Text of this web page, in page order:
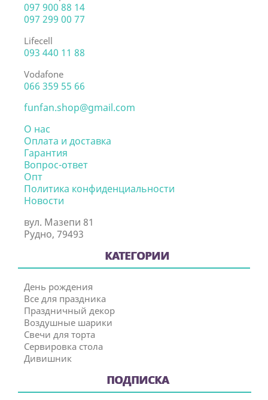
097 900 88 14
097 299 00 77
Lifecell
093 440 11 88
Vodafone
066 359 55 66
funfan.shop@gmail.com
О нас
Оплата и доставка
Гарантия
Вопрос-ответ
Опт
Политика конфиденциальности
Новости
вул. Мазепи 81
Рудно, 79493
КАТЕГОРИИ
День рождения
Все для праздника
Праздничный декор
Воздушные шарики
Свечи для торта
Сервировка стола
Дивишник
ПОДПИСКА